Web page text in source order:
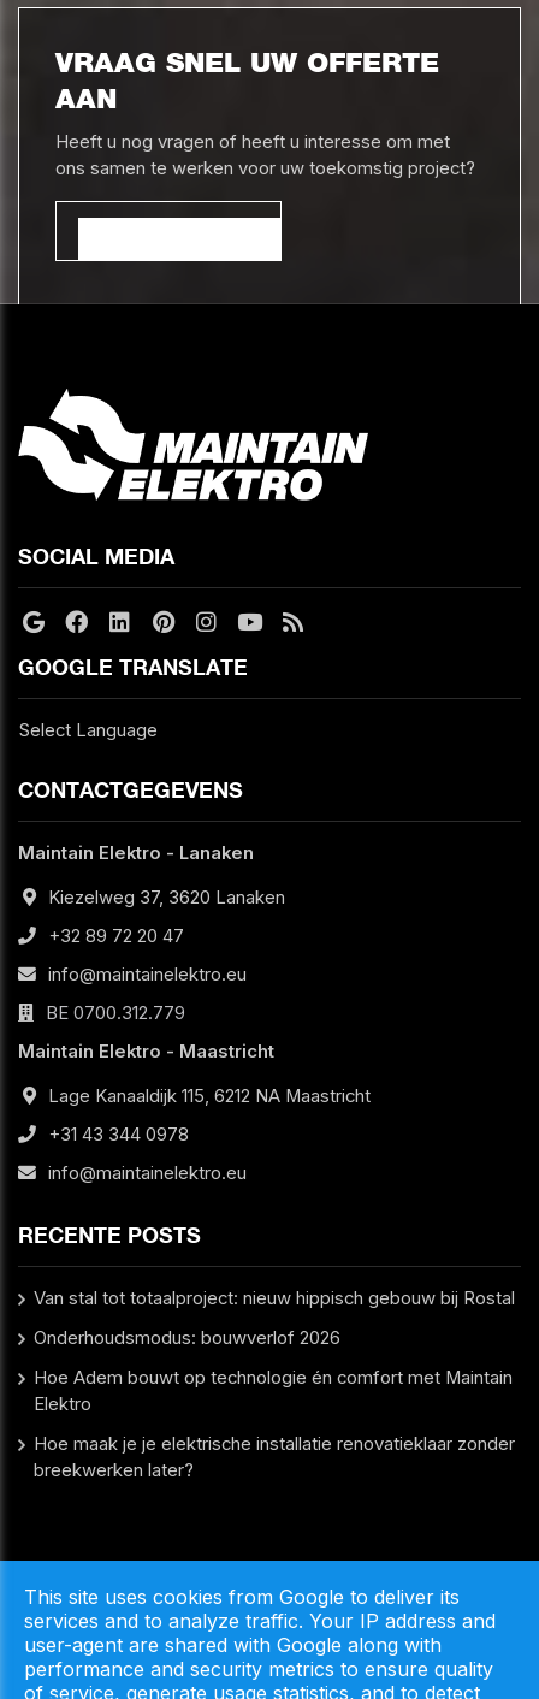
VRAAG SNEL UW OFFERTE
AAN
Heeft u nog vragen of heeft u interesse om met
ons samen te werken voor uw toekomstig project?
SOCIAL MEDIA
GOOGLE TRANSLATE
Select Language
CONTACTGEGEVENS
Maintain Elektro - Lanaken
Kiezelweg 37, 3620 Lanaken
+32 89 72 20 47
info@maintainelektro.eu
BE 0700.312.779
Maintain Elektro - Maastricht
Lage Kanaaldijk 115, 6212 NA Maastricht
+31 43 344 0978
info@maintainelektro.eu
RECENTE POSTS
Van stal tot totaalproject: nieuw hippisch gebouw bij Rostal
Onderhoudsmodus: bouwverlof 2026
Hoe Adem bouwt op technologie én comfort met Maintain
Elektro
Hoe maak je je elektrische installatie renovatieklaar zonder
breekwerken later?
Copyright © 2026 Maintain Elektro. All Rights Reserved.
Privacy & Cookies|UP-TO-DATE WebDesign
This site uses cookies from Google to deliver its
services and to analyze traffic. Your IP address and
user-agent are shared with Google along with
performance and security metrics to ensure quality
of service, generate usage statistics, and to detect